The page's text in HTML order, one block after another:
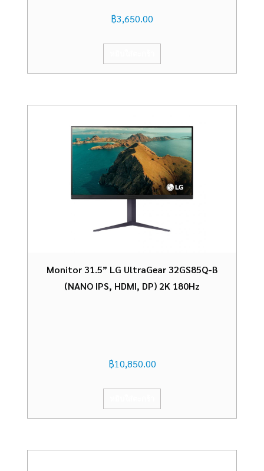
฿3,650.00
Monitor 31.5” LG UltraGear 32GS85Q-B
(NANO IPS, HDMI, DP) 2K 180Hz
฿10,850.00